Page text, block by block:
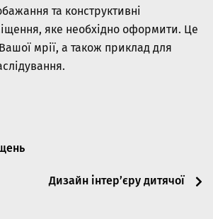
та конструктивні
яке необхідно оформити. Це
мрії, а також приклад для
Дизайн інтер’єру дитячої